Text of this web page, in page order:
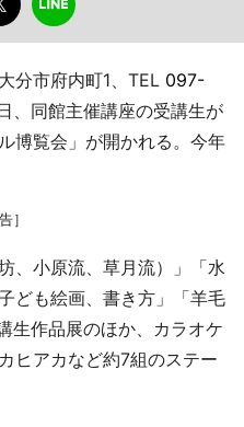
分市府内町1、TEL 097-
、同館主催講座の受講生が
博覧会」が開かれる。今年
］
、小原流、草月流）」「水
ども絵画、書き方」「羊毛
生作品展のほか、カラオケ
ヒアカなど約7組のステー